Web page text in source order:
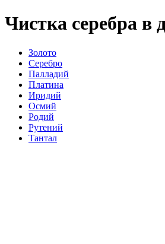
Чистка серебра в
Золото
Серебро
Палладий
Платина
Иридий
Осмий
Родий
Рутений
Тантал